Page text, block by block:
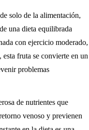
solo de la alimentación,
una dieta equilibrada
con ejercicio moderado,
fruta se convierte en un
problemas
de nutrientes que
venoso y previenen